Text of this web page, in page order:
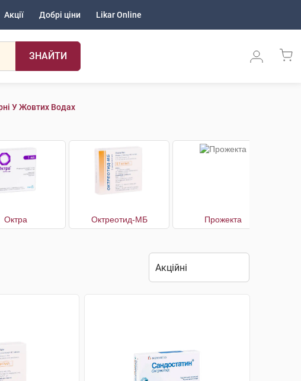
Акції Добрі ціни Likar Online
ЗНАЙТИ
У Жовтих Водах
Октра Октреотид-МБ Прожекта